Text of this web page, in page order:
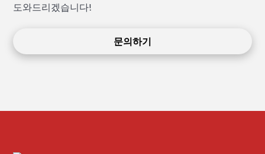
도와드리겠습니다!
문의하기